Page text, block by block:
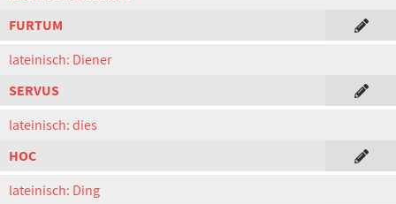
FURTUM
lateinisch: Diener
SERVUS
lateinisch: dies
HOC
lateinisch: Ding